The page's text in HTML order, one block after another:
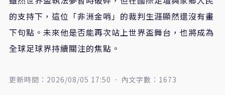
的支持下，這位「非洲金哨」的裁判生涯顯然還沒有畫
下句點。未來他是否能再次站上世界盃舞台，也將成為
全球足球界持續關注的焦點。
更新時間：2026/08/05 17:50 內文字數：1673